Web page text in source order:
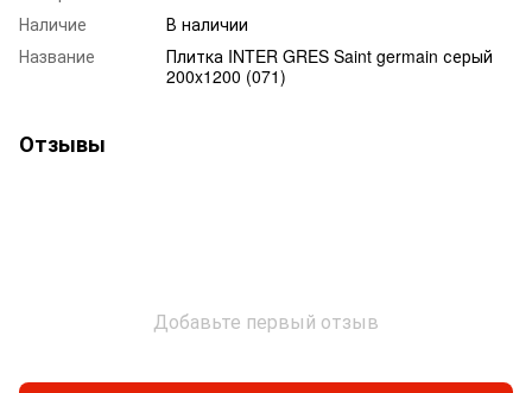
Наличие
В наличии
Название
Плитка INTER GRES Saint germain серый
200x1200 (071)
Отзывы
Добавьте первый отзыв